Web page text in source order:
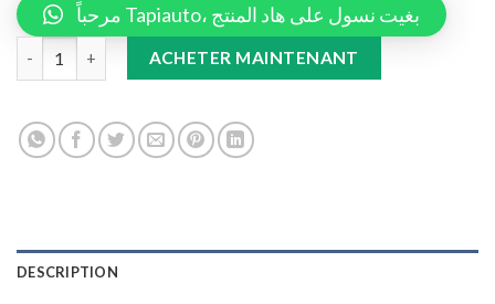
مرحباً Tapiauto، بغيت نسول على هاد المنتج
Tapis 8D plus (Noir/Beige) serie 4 Coupe quantity
ACHETER MAINTENANT
DESCRIPTION